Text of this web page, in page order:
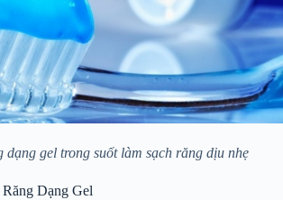
dạng gel trong suốt làm sạch răng dịu nhẹ
Dạng Gel